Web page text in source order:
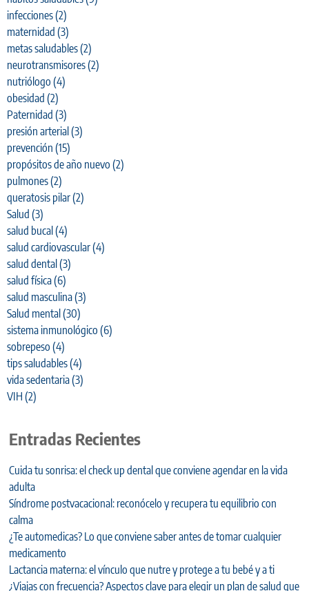
infecciones(2)
maternidad (3)
metas saludables(2)
neurotransmisores(2)
nutriólogo (4)
obesidad (2)
Paternidad (3)
presión arterial(3)
prevención (15)
propósitos de año nuevo (2)
pulmones(2)
queratosis pilar(2)
Salud (3)
salud bucal(4)
salud cardiovascular(4)
salud dental(3)
salud física(6)
salud masculina(3)
Salud mental(30)
sistema inmunológico (6)
sobrepeso (4)
tips saludables(4)
vida sedentaria(3)
VIH (2)
Entradas Recientes
Cuida tu sonrisa: el check up dental que conviene agendar en la vida
adulta
Síndrome postvacacional: reconócelo y recupera tu equilibrio con
calma
¿Te automedicas? Lo que conviene saber antes de tomar cualquier
medicamento
Lactancia materna: el vínculo que nutre y protege a tu bebé y a ti
¿Viajas con frecuencia? Aspectos clave para elegir un plan de salud que